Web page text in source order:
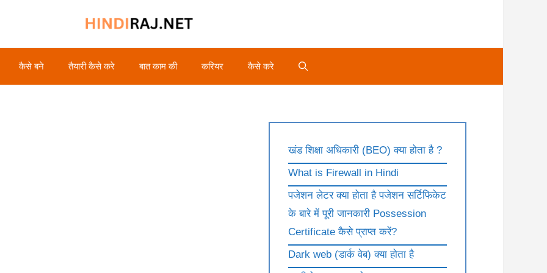
कैसे बने तैयारी कैसे करे बात काम की करियर कैसे करे
खंड शिक्षा अधिकारी (BEO) क्या होता है ?
What is Firewall in Hindi
पजेशन लेटर क्या होता है पजेशन सर्टिफिकेट
के बारे में पूरी जानकारी Possession
Certificate कैसे प्राप्त करें?
Dark web (डार्क वेब) क्या होता है